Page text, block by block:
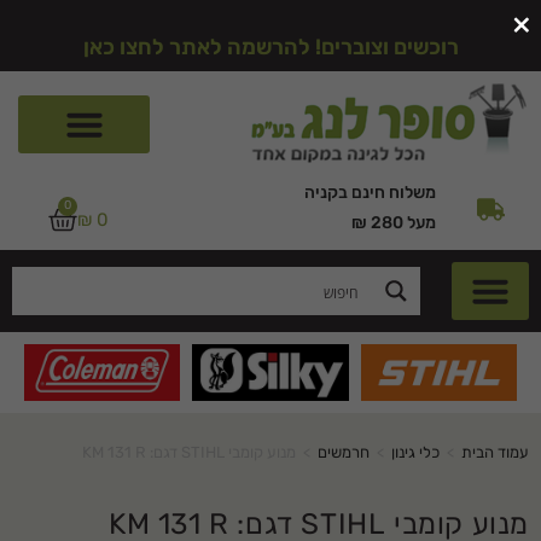
רוכשים וצוברים! להרשמה לאתר לחצו כאן
משלוח חינם בקניה
מעל 280 ₪
₪ 0
0
עמוד הבית כלי גינון חרמשים
מנוע קומבי STIHL דגם: KM 131 R
×